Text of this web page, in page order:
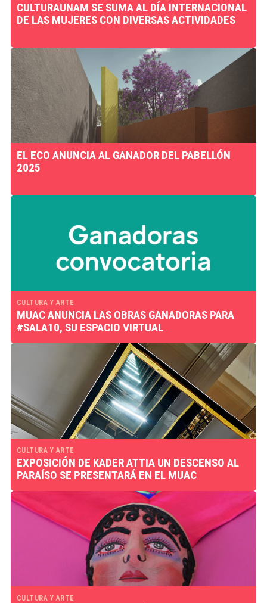
CULTURAUNAM SE SUMA AL DÍA INTERNACIONAL
DE LAS MUJERES CON DIVERSAS ACTIVIDADES
EL ECO ANUNCIA AL GANADOR DEL PABELLÓN
2025
CULTURA Y ARTE
MUAC ANUNCIA LAS OBRAS GANADORAS PARA
#SALA10, SU ESPACIO VIRTUAL
CULTURA Y ARTE
EXPOSICIÓN DE KADER ATTIA UN DESCENSO AL
PARAÍSO SE PRESENTARÁ EN EL MUAC
CULTURA Y ARTE